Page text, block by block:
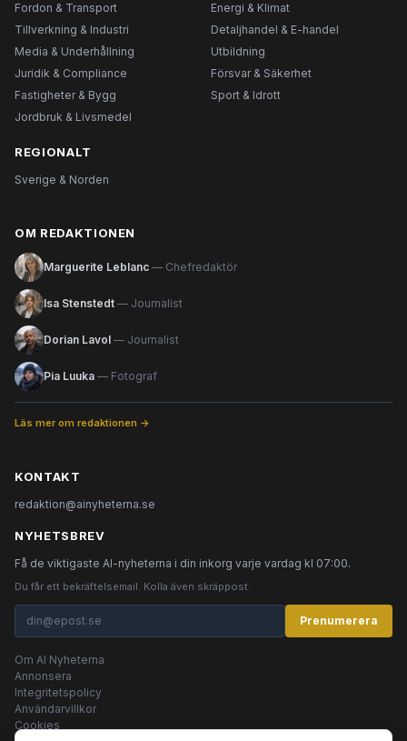
Fordon & Transport
Energi & Klimat
Tillverkning & Industri
Detaljhandel & E-handel
Media & Underhållning
Utbildning
Juridik & Compliance
Försvar & Säkerhet
Fastigheter & Bygg
Sport & Idrott
Jordbruk & Livsmedel
REGIONALT
Sverige & Norden
OM REDAKTIONEN
Marguerite Leblanc — Chefredaktör
Isa Stenstedt — Journalist
Dorian Lavol — Journalist
Pia Luuka — Fotograf
Läs mer om redaktionen →
KONTAKT
redaktion@ainyheterna.se
NYHETSBREV
Få de viktigaste AI-nyheterna i din inkorg varje vardag kl 07:00.
Du får ett bekräftelsemail. Kolla även skräppost.
Prenumerera
Om AI Nyheterna
Annonsera
Integritetspolicy
Användarvillkor
Cookies